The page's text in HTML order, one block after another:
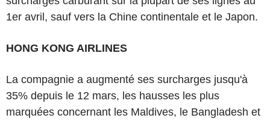
1er avril, sauf vers la Chine continentale et le Japon.
HONG KONG AIRLINES
La compagnie a augmenté ses surcharges jusqu'à
35% depuis le 12 mars, les hausses les plus
marquées concernant les Maldives, le Bangladesh et